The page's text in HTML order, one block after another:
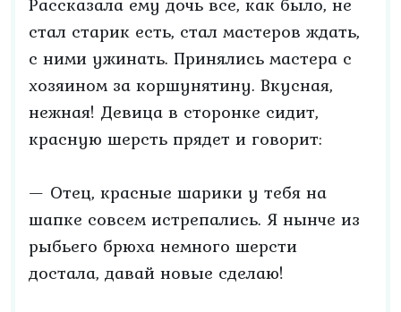
стал старик есть, стал мастеров ждать,
с ними ужинать. Принялись мастера с
хозяином за коршунятину. Вкусная,
нежная! Девица в сторонке сидит,
красную шерсть прядет и говорит:
— Отец, красные шарики у тебя на
шапке совсем истрепались. Я нынче из
рыбьего брюха немного шерсти
достала, давай новые сделаю!